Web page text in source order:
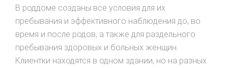
В роддоме созданы все условия для их
пребывания и эффективного наблюдения до, во
время и после родов, а также для раздельного
пребывания здоровых и больных женщин.
Клиентки находятся в одном здании, но на разных